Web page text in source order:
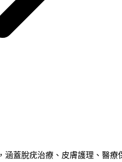
涵蓋脫疣治療、皮膚護理、醫療